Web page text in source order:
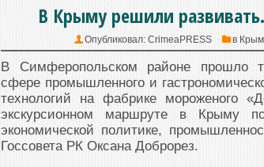
В Крыму решили
Опубликовал: CrimeaPRESS в Крым
В Симферопольском районе прошло
сфере промышленного и
технологий на фабрике мороженого
экскурсионном маршруте в Крыму
экономической политике,
Госсовета РК Оксана Доброрез.